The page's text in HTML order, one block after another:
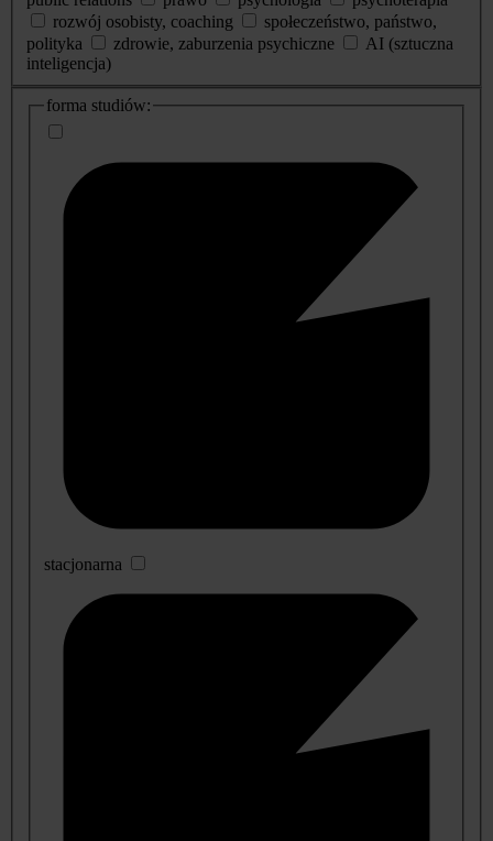
rozwój osobisty, coaching
społeczeństwo, państwo,
polityka
zdrowie, zaburzenia psychiczne
AI (sztuczna
inteligencja)
dodatkowe
informacje
forma studiów:
stacjonarna